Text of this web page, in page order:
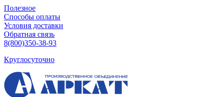
Полезное
Способы оплаты
Условия доставки
Обратная связь
8(800)350-38-93
Круглосуточно